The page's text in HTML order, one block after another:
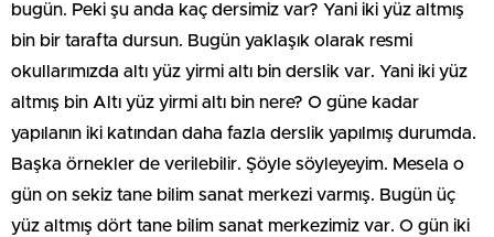
bugün. Peki şu anda kaç dersimiz var? Yani iki yüz altmış
bin bir tarafta dursun. Bugün yaklaşık olarak resmi
okullarımızda altı yüz yirmi altı bin derslik var. Yani iki yüz
altmış bin Altı yüz yirmi altı bin nere? O güne kadar
yapılanın iki katından daha fazla derslik yapılmış durumda.
Başka örnekler de verilebilir. Şöyle söyleyeyim. Mesela o
gün on sekiz tane bilim sanat merkezi varmış. Bugün üç
yüz altmış dört tane bilim sanat merkezimiz var. O gün iki